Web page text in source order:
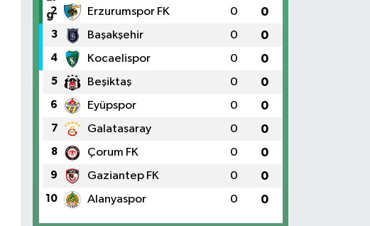
2 Erzurumspor FK 0 0
3 Başakşehir 0 0
4 Kocaelispor 0 0
5 Beşiktaş 0 0
6 Eyüpspor 0 0
7 Galatasaray 0 0
8 Çorum FK 0 0
9 Gaziantep FK 0 0
10 Alanyaspor 0 0